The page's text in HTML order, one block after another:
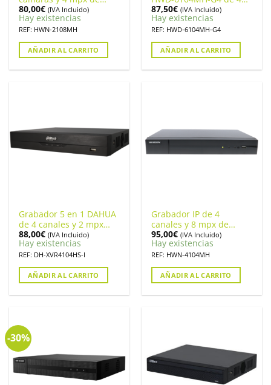
resolución, Hikvision
HWN-2108MH
80,00€ (IVA Incluido)
Hay existencias
REF: HWN-2108MH
AÑADIR AL CARRITO
canales y 4mpx lite
87,50€ (IVA Incluido)
Hay existencias
REF: HWD-6104MH-G4
AÑADIR AL CARRITO
Grabador 5 en 1 DAHUA
de 4 canales y 2 mpx
LITE de resolución
máxima. DH-XVR4104HS-
I
88,00€ (IVA Incluido)
Hay existencias
REF: DH-XVR4104HS-I
AÑADIR AL CARRITO
Grabador IP de 4
canales y 8 mpx de
resolución HIKVISION.
HWN-4104MH
95,00€ (IVA Incluido)
Hay existencias
REF: HWN-4104MH
AÑADIR AL CARRITO
-30%